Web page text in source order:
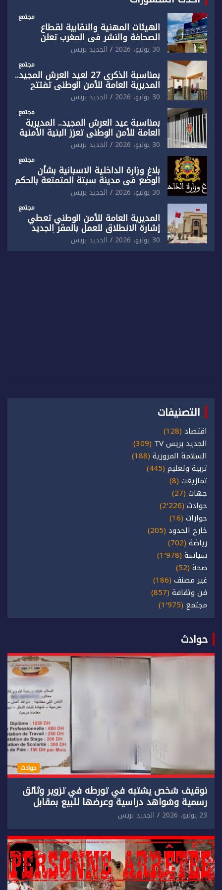
مجتمع
الهيئات المهنية والنقابية لقطاع
الصحافة والنشر في المغرب تعلن
رفضها القاطع لـ”أي أجندة انتخابية
مُعدة على مقاس سياسي ومصلحي
ضيق”
30 يوليو، 2026 الجديد بريس
مجتمع
بمناسبة الذكرى 27 لعيد العرش المجيد..
المديرية العامة للأمن الوطني تفتتح
المقر الجديد لفرقة الشرطة السياحية
بفاس
30 يوليو، 2026 الجديد بريس
مجتمع
بمناسبة عيد العرش المجيد.. المديرية
العامة للأمن الوطني تعزز البنية الأمنية
بالناظور بإحداث فرقتين جديدتين
30 يوليو، 2026 الجديد بريس
مجتمع
بلاغ وزارة الداخلية الاسبانية بشأن
الوضع في مدينة سبتة المتمتعة بالحكم
الذاتي
30 يوليو، 2026 الجديد بريس
مجتمع
المديرية العامة للأمن الوطني تعطي
إشارة الانطلاق للعمل بالمقر الجديد
للدائرة الثالثة للشرطة بولاية أمن العيون
30 يوليو، 2026 الجديد بريس
التصنيفات
اقتصاد (128)
الجديد بريس TV
(309)
السلامة المرورية (188)
تربية وتعليم (445)
تمازيغت (8)
جهات (27)
حوادث (2٬226)
حوارات (16)
خارج الحدود (205)
رياضة (702)
سياسة (1٬978)
صحة (52)
غير مصنف (186)
فن وثقافة (857)
مجتمع (1٬975)
حوادث
حوادث
توقيف شخص يشتبه في تورطه في تزوير وثائق
رسمية وشواهد دراسية وعرضها للبيع بمقابل
مادي.
23 يوليو، 2026 الجديد بريس